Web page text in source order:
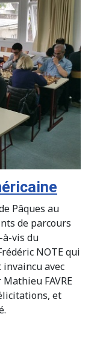
Pâques au
de parcours
vis du
NOTE qui
avec
FAVRE
et